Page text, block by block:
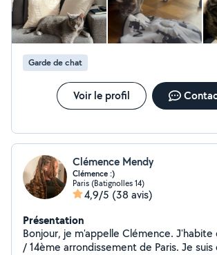
Garde de chat
Voir le profil
Clémence Mendy
Clémence :)
Paris (Batignolles 14)
4,9/5 (38 avis)
Présentation
Bonjour, je m'appelle Clémence. J'habite dans le 17ème
/ 14ème arrondissement de Paris. Je suis étudiante et je